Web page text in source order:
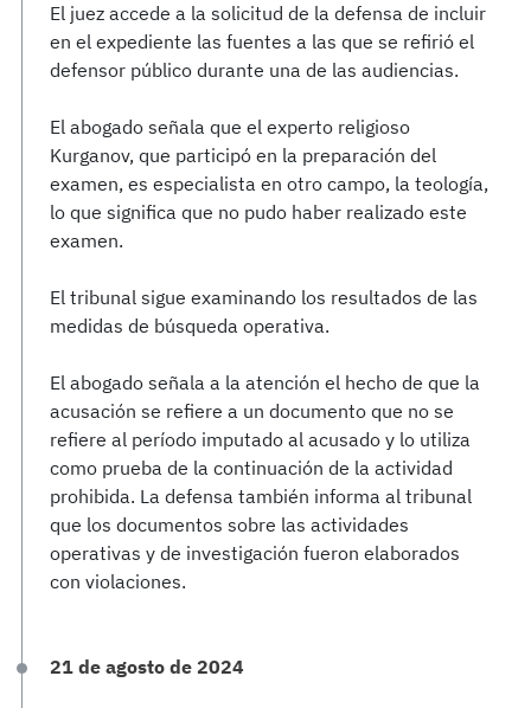
El juez accede a la solicitud de la defensa de incluir
en el expediente las fuentes a las que se refirió el
defensor público durante una de las audiencias.
El abogado señala que el experto religioso
Kurganov, que participó en la preparación del
examen, es especialista en otro campo, la teología,
lo que significa que no pudo haber realizado este
examen.
El tribunal sigue examinando los resultados de las
medidas de búsqueda operativa.
El abogado señala a la atención el hecho de que la
acusación se refiere a un documento que no se
refiere al período imputado al acusado y lo utiliza
como prueba de la continuación de la actividad
prohibida. La defensa también informa al tribunal
que los documentos sobre las actividades
operativas y de investigación fueron elaborados
con violaciones.
21 de agosto de 2024